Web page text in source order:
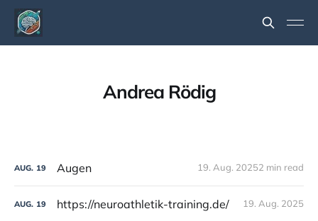
Andrea Rödig
AUG. 19 Augen 19. Aug. 20252 min read
AUG. 19 https://neuroathletik-training.de/ 19. Aug. 2025